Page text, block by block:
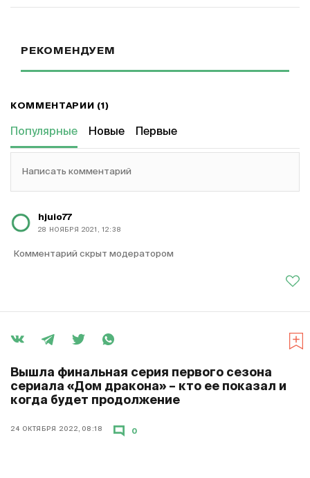
РЕКОМЕНДУЕМ
КОММЕНТАРИИ (1)
Популярные Новые Первые
Написать комментарий
hjuio77
28 НОЯБРЯ 2021, 12:38
Комментарий скрыт модератором
Вышла финальная серия первого сезона
сериала «Дом дракона» – кто ее показал и
когда будет продолжение
24 ОКТЯБРЯ 2022, 08:18 0